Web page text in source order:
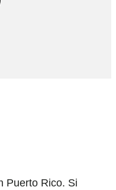
Puerto Rico. Si